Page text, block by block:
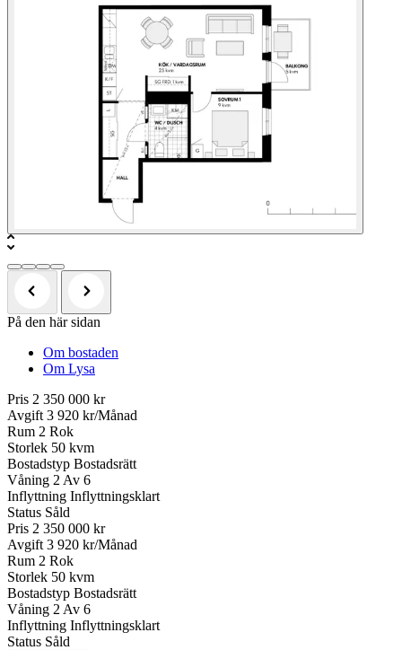
På den här sidan
Om bostaden
Om Lysa
Pris 2 350 000 kr
Avgift 3 920 kr/Månad
Rum 2 Rok
Storlek 50 kvm
Bostadstyp Bostadsrätt
Våning 2 Av 6
Inflyttning Inflyttningsklart
Status Såld
Pris 2 350 000 kr
Avgift 3 920 kr/Månad
Rum 2 Rok
Storlek 50 kvm
Bostadstyp Bostadsrätt
Våning 2 Av 6
Inflyttning Inflyttningsklart
Status Såld